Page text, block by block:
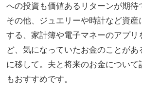
への投資も価値あるリターンが期待
その他、ジュエリーや時計など資産
する、家計簿や電子マネーのアプリ
ど、気になっていたお金のことがあ
に移して。夫と将来のお金について
もおすすめです。